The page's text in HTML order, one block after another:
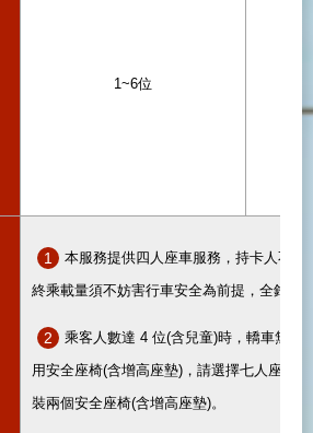
1~6位
1
本服務提供四人座車服務，持卡人不
終乘載量須不妨害行車安全為前提，全鋒汽
2
乘客人數達 4 位(含兒童)時，轎車無法
用安全座椅(含增高座墊)，請選擇七人座車
裝兩個安全座椅(含增高座墊)。